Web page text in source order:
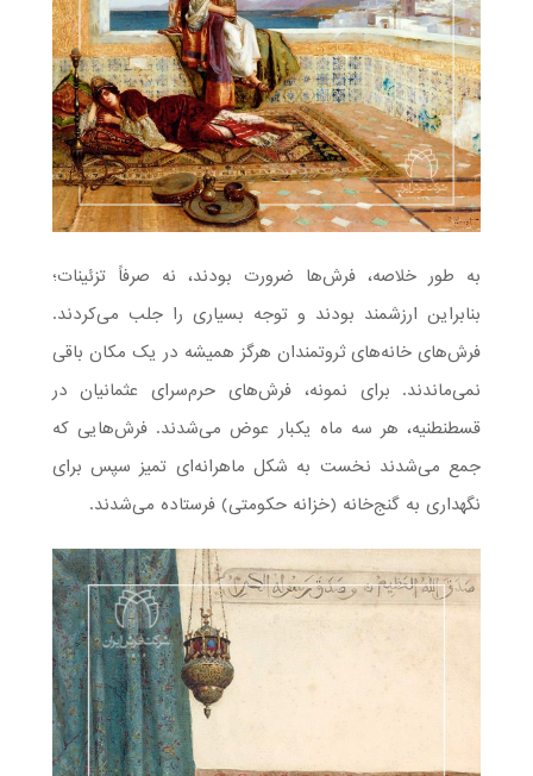
به طور خلاصه، فرش‌ها ضرورت بودند، نه صرفاً تزئینات؛
بنابراین ارزشمند بودند و توجه بسیاری را جلب می‌کردند.
فرش‌های خانه‌های ثروتمندان هرگز همیشه در یک مکان باقی
نمی‌ماندند. برای نمونه، فرش‌های حرم‌سرای عثمانیان در
قسطنطنیه، هر سه ماه یکبار عوض می‌شدند. فرش‌هایی که
جمع می‌شدند نخست به شکل ماهرانه‌ای تمیز سپس برای
نگهداری به گنج‌خانه (خزانه حکومتی) فرستاده می‌شدند.